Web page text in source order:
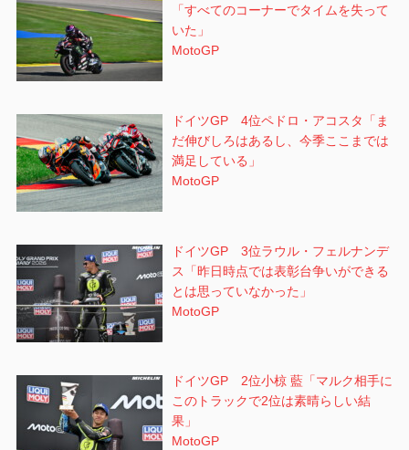
「すべてのコーナーでタイムを失って
いた」
MotoGP
ドイツGP 4位ペドロ・アコスタ「ま
だ伸びしろはあるし、今季ここまでは
満足している」
MotoGP
ドイツGP 3位ラウル・フェルナンデ
ス「昨日時点では表彰台争いができる
とは思っていなかった」
MotoGP
ドイツGP 2位小椋 藍「マルク相手に
このトラックで2位は素晴らしい結
果」
MotoGP